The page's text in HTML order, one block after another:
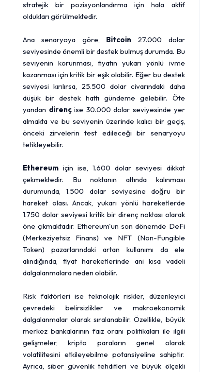
stratejik bir pozisyonlandırma için hala aktif
oldukları görülmektedir.
Ana senaryoya göre, Bitcoin 27.000 dolar
seviyesinde önemli bir destek bulmuş durumda. Bu
seviyenin korunması, fiyatın yukarı yönlü ivme
kazanması için kritik bir eşik olabilir. Eğer bu destek
seviyesi kırılırsa, 25.500 dolar civarındaki daha
düşük bir destek hattı gündeme gelebilir. Öte
yandan dirençise 30.000 dolar seviyesinde yer
almakta ve bu seviyenin üzerinde kalıcı bir geçiş,
önceki zirvelerin test edileceği bir senaryoyu
tetikleyebilir.
Ethereum için ise, 1.600 dolar seviyesi dikkat
çekmektedir. Bu noktanın altında kalınması
durumunda, 1.500 dolar seviyesine doğru bir
hareket olası. Ancak, yukarı yönlü hareketlerde
1.750 dolar seviyesi kritik bir direnç noktası olarak
öne çıkmaktadır. Ethereum'un son dönemde DeFi
(Merkeziyetsiz Finans) ve NFT (Non-Fungible
Token) pazarlarındaki artan kullanımı da ele
alındığında, fiyat hareketlerinde ani kısa vadeli
dalgalanmalara neden olabilir.
Risk faktörleri ise teknolojik riskler, düzenleyici
çevredeki belirsizlikler ve makroekonomik
dalgalanmalar olarak sıralanabilir. Özellikle, büyük
merkez bankalarının faiz oranı politikaları ile ilgili
gelişmeler, kripto paraların genel olarak
volatilitesini etkileyebilme potansiyeline sahiptir.
Ayrıca, siber güvenlik tehditleri ve büyük ölçekli